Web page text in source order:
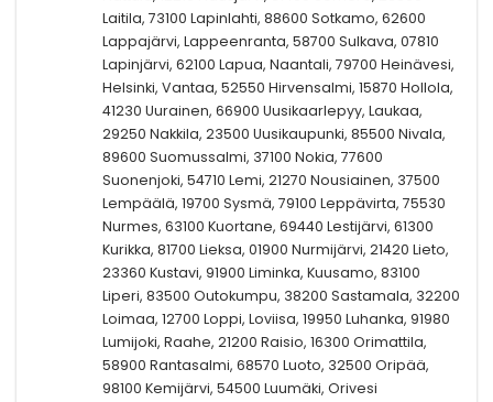
Laitila, 73100 Lapinlahti, 88600 Sotkamo, 62600
Lappajärvi, Lappeenranta, 58700 Sulkava, 07810
Lapinjärvi, 62100 Lapua, Naantali, 79700 Heinävesi,
Helsinki, Vantaa, 52550 Hirvensalmi, 15870 Hollola,
41230 Uurainen, 66900 Uusikaarlepyy, Laukaa,
29250 Nakkila, 23500 Uusikaupunki, 85500 Nivala,
89600 Suomussalmi, 37100 Nokia, 77600
Suonenjoki, 54710 Lemi, 21270 Nousiainen, 37500
Lempäälä, 19700 Sysmä, 79100 Leppävirta, 75530
Nurmes, 63100 Kuortane, 69440 Lestijärvi, 61300
Kurikka, 81700 Lieksa, 01900 Nurmijärvi, 21420 Lieto,
23360 Kustavi, 91900 Liminka, Kuusamo, 83100
Liperi, 83500 Outokumpu, 38200 Sastamala, 32200
Loimaa, 12700 Loppi, Loviisa, 19950 Luhanka, 91980
Lumijoki, Raahe, 21200 Raisio, 16300 Orimattila,
58900 Rantasalmi, 68570 Luoto, 32500 Oripää,
98100 Kemijärvi, 54500 Luumäki, Orivesi